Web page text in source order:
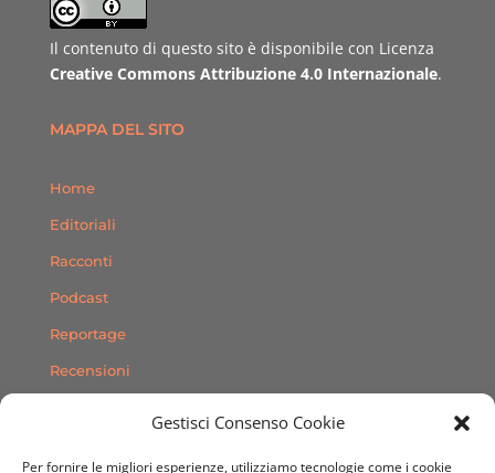
Gestisci Consenso Cookie
Per fornire le migliori esperienze, utilizziamo tecnologie come i cookie
Il contenuto di questo sito è disponibile con Licenza
Creative Commons Attribuzione 4.0 Internazionale.
MAPPA DEL SITO
Home
Editoriali
Racconti
Podcast
Reportage
Recensioni